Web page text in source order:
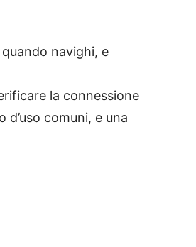
navighi, e
la connessione
comuni, e una